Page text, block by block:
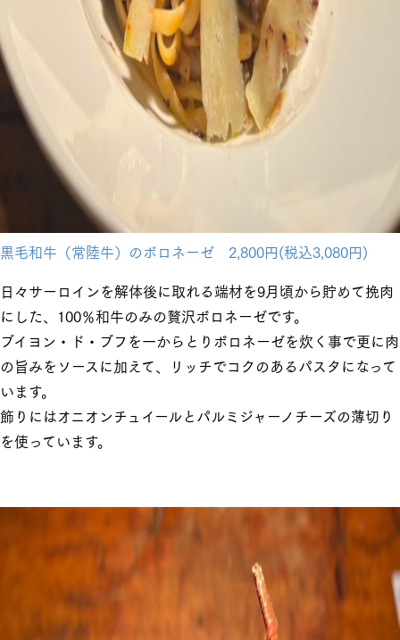
黒毛和牛（常陸牛）のボロネーゼ 2,800円(税込3,080円)
日々サーロインを解体後に取れる端材を9月頃から貯めて挽肉
にした、100％和牛のみの贅沢ボロネーゼです。
ブイヨン・ド・ブフを一からとりボロネーゼを炊く事で更に肉
の旨みをソースに加えて、リッチでコクのあるパスタになって
います。
飾りにはオニオンチュイールとパルミジャーノチーズの薄切り
を使っています。